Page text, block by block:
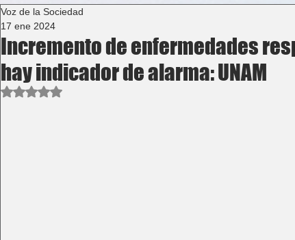
Incremento de enfermedades
hay indicador de alarma: UNAM
Voz de la Sociedad
17 ene 2024
Obtuvo NaN de 5 estrellas.